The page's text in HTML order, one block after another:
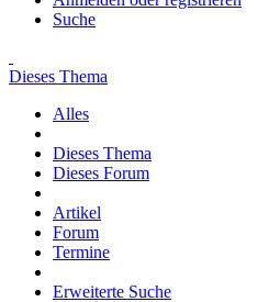
Suche
Dieses Thema
Alles
Dieses Thema
Dieses Forum
Artikel
Forum
Termine
Erweiterte Suche